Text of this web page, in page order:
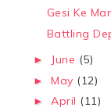
Gesi Ke
Battling
► June (5)
►May (12)
► April (11)